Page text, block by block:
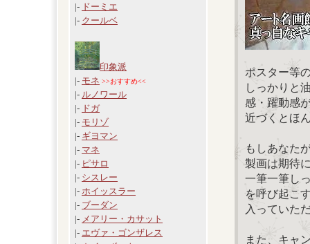
|- ドーミエ
|- クールベ
印象派
|- モネ >>おすすめ<<
|- ルノワール
|- ドガ
|- モリゾ
|- ギヨマン
|- マネ
|- ピサロ
|- シスレー
|- ホイッスラー
|- ブーダン
|- メアリー・カサット
|- エヴァ・ゴンザレス
ポスター等
しっかりと
感・躍動感
近づくとほ
もしあなた
製画は期待
一筆一筆し
を呼び起こ
入っていた
また、キャ